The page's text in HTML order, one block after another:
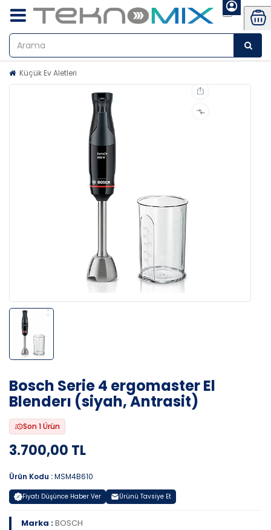
Küçük Ev Aletleri
Bosch Serie 4 ergomaster El
Blenderı (siyah, Antrasit)
Son 1 Ürün
3.700,00 TL
Ürün Kodu :MSM4B610
Fiyatı Düşünce Haber Ver Ürünü Tavsiye Et
Marka :BOSCH